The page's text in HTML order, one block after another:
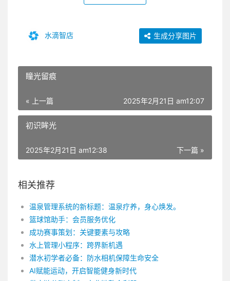
水滴智店 生成分享图片
瞳光留痕
« 上一篇 2025年2月21日 am12:07
初识眸光
下一篇 »
2025年2月21日 am12:38
相关推荐
温泉管理系统的新标题：温泉疗养，身心焕发。
篮球馆助手：会员服务优化
成功赛事策划：关键要素与攻略
水上管理小程序：跨界新机遇
潜水初学者必备：防水相机保障生命安全
AI赋能运动，开启智能健身新时代